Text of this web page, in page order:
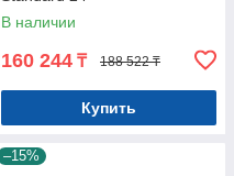
В наличии
160 244 ₸ 188 522 ₸
Купить
–15%